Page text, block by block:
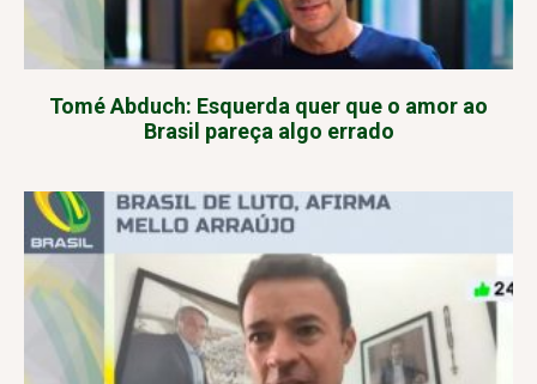
Tomé Abduch: Esquerda quer que o amor ao
Brasil pareça algo errado